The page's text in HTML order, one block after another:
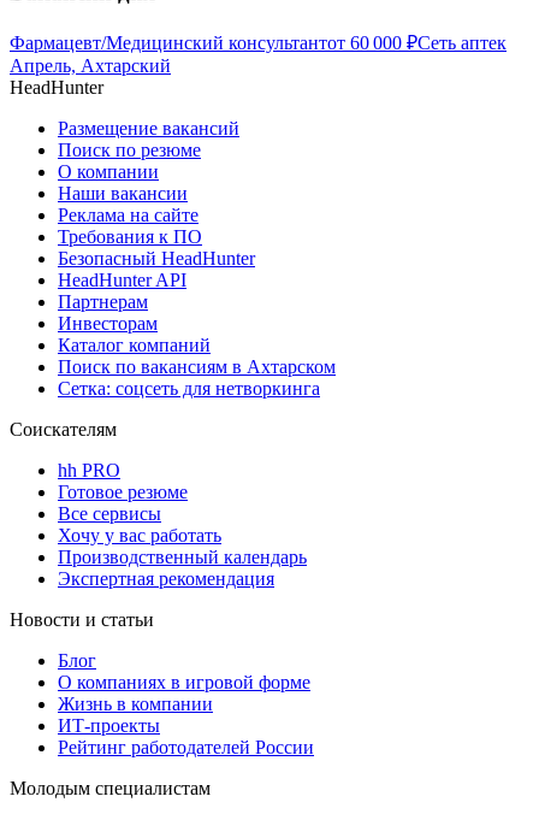
Фармацевт/Медицинский консультантот 60 000 ₽Сеть аптек
Апрель, Ахтарский
HeadHunter
Размещение вакансий
Поиск по резюме
О компании
Наши вакансии
Реклама на сайте
Требования к ПО
Безопасный HeadHunter
HeadHunter API
Партнерам
Инвесторам
Каталог компаний
Поиск по вакансиям в Ахтарском
Сетка: соцсеть для нетворкинга
Соискателям
hh PRO
Готовое резюме
Все сервисы
Хочу у вас работать
Производственный календарь
Экспертная рекомендация
Новости и статьи
Блог
О компаниях в игровой форме
Жизнь в компании
ИТ-проекты
Рейтинг работодателей России
Молодым специалистам